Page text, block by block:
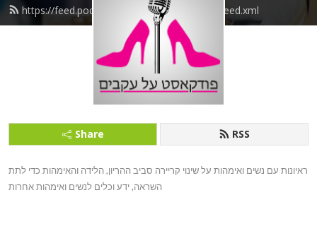
https://feed.podbean.com/podcastonheels/feed.xml
Share RSS
ראיונות עם נשים ואימהות על שינוי קריירה סביב ההריון, הלידה והאימהות כדי לתת
השראה, ידע וכלים לנשים ואימהות אחרות